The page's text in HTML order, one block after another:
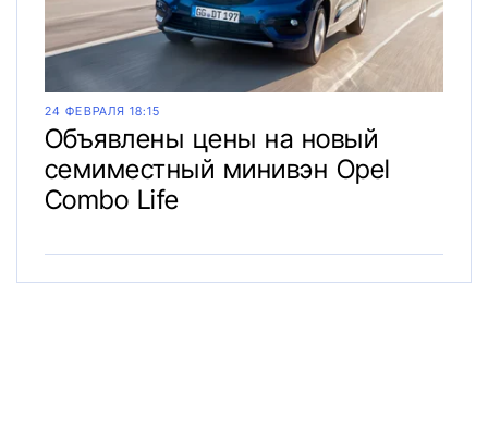
24 ФЕВРАЛЯ 18:15
Объявлены цены на новый
семиместный минивэн Opel
Combo Life